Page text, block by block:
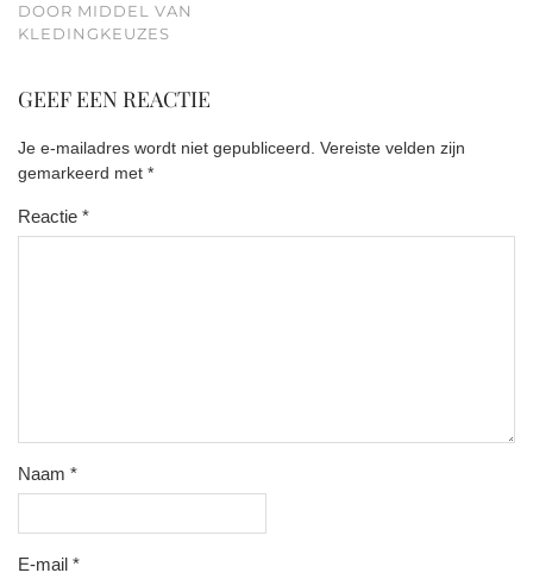
DOOR MIDDEL VAN
KLEDINGKEUZES
GEEF EEN REACTIE
Je e-mailadres wordt niet gepubliceerd. Vereiste velden zijn
gemarkeerd met *
Reactie *
Naam *
E-mail *